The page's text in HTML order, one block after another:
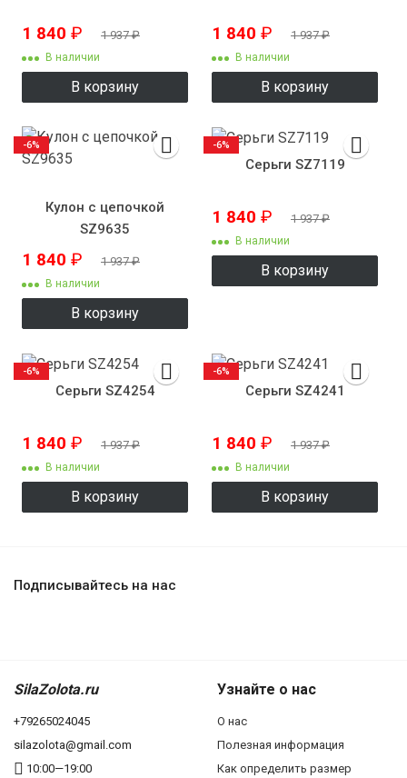
1 840 ₽ 1 937₽
В наличии
В корзину
1 840 ₽ 1 937₽
В наличии
В корзину
Кулон с цепочкой
SZ9635
1 840 ₽ 1 937₽
В наличии
В корзину
-6%
Серьги SZ7119
1 840 ₽ 1 937₽
В наличии
В корзину
-6%
Серьги SZ4254
1 840 ₽ 1 937₽
В наличии
В корзину
-6%
Серьги SZ4241
1 840 ₽ 1 937₽
В наличии
В корзину
-6%
Подписывайтесь на нас
SilaZolota.ru
+79265024045
silazolota@gmail.com
10:00—19:00
Узнайте о нас
О нас
Полезная информация
Как определить размер